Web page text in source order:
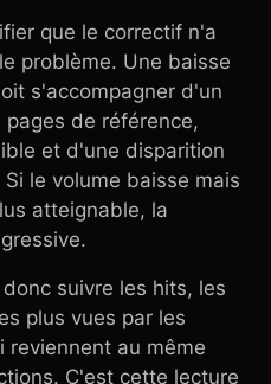
que le correctif n'a
problème. Une baisse
s'accompagner d'un
de référence,
et d'une disparition
le volume baisse mais
atteignable, la
suivre les hits, les
plus vues par les
reviennent au même
C'est cette lecture